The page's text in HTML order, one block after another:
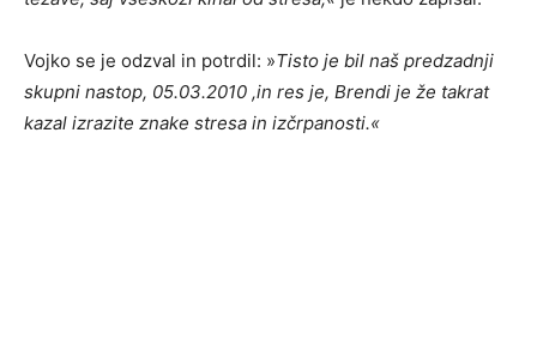
Vojko se je odzval in potrdil: »Tisto je bil naš predzadnji
skupni nastop, 05.03.2010 ,in res je, Brendi je že takrat
kazal izrazite znake stresa in izčrpanosti.«